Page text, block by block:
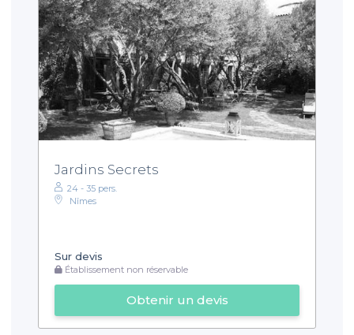
Jardins Secrets
24 - 35 pers.
Nîmes
Sur devis
Établissement non réservable
Obtenir un devis